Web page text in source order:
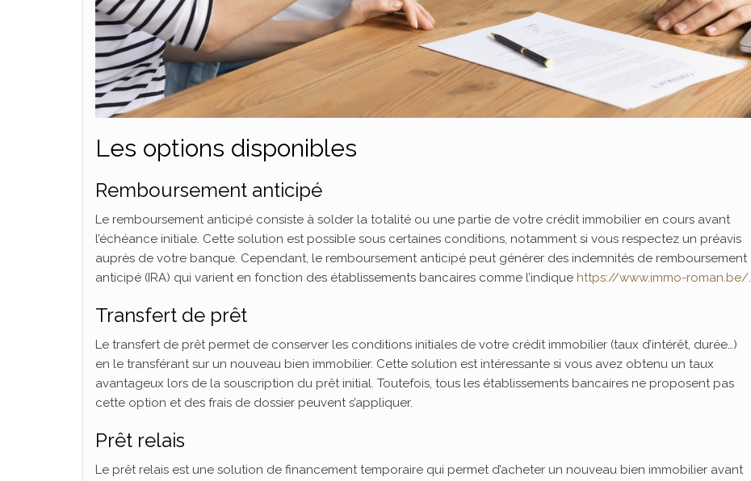
Les options disponibles
Remboursement anticipé
Le remboursement anticipé consiste à solder la totalité ou une partie de votre crédit immobilier en cours avant
l’échéance initiale. Cette solution est possible sous certaines conditions, notamment si vous respectez un préavis
auprès de votre banque. Cependant, le remboursement anticipé peut générer des indemnités de remboursement
anticipé (IRA) qui varient en fonction des établissements bancaires comme l’indique https://www.immo-roman.be/.
Transfert de prêt
Le transfert de prêt permet de conserver les conditions initiales de votre crédit immobilier (taux d’intérêt, durée…)
en le transférant sur un nouveau bien immobilier. Cette solution est intéressante si vous avez obtenu un taux
avantageux lors de la souscription du prêt initial. Toutefois, tous les établissements bancaires ne proposent pas
cette option et des frais de dossier peuvent s’appliquer.
Prêt relais
Le prêt relais est une solution de financement temporaire qui permet d’acheter un nouveau bien immobilier avant